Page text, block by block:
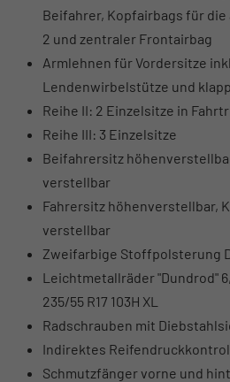
Beifahrer, Kopfairbags für die
2 und zentraler Frontairbag
Armlehnen für Vordersitze
Lendenwirbelstütze und
Reihe II: 2 Einzelsitze in
Reihe III: 3 Einzelsitze
Beifahrersitz
verstellbar
Fahrersitz höhenverstellbar,
verstellbar
Zweifarbige Stoffpolsterung
Leichtmetallräder "Dundrod"
235/55 R17 103H XL
Radschrauben mit
Indirektes
Schmutzfänger vorne und